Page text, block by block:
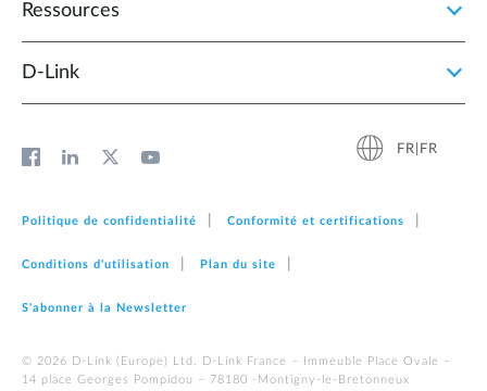
Ressources
D‑Link
FR|FR
Politique de confidentialité Conformité et certifications
Conditions d'utilisation Plan du site
S'abonner à la Newsletter
© 2026 D‑Link (Europe) Ltd. D-Link France – Immeuble Place Ovale –
14 place Georges Pompidou – 78180 -Montigny-le-Bretonneux